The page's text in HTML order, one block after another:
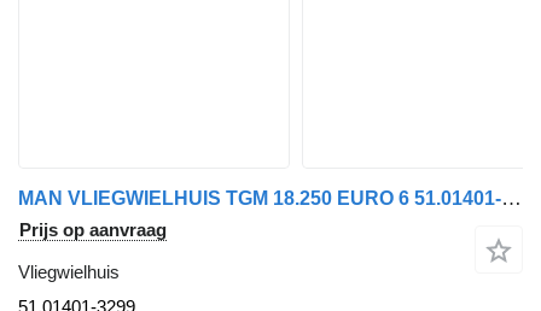
MAN VLIEGWIELHUIS TGM 18.250 EURO 6 51.01401-3299 voor vrachtwagen
Prijs op aanvraag
Vliegwielhuis